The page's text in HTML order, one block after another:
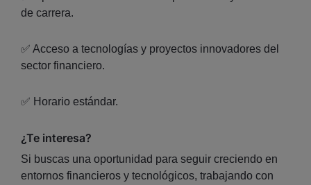
de carrera.
✅ Acceso a tecnologías y proyectos innovadores del
sector financiero.
✅ Horario estándar.
¿Te interesa?
Si buscas una oportunidad para seguir creciendo en
entornos financieros y tecnológicos, trabajando con